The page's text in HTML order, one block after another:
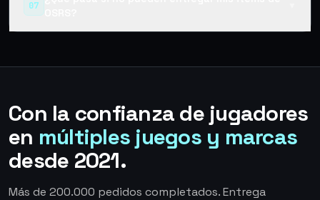
07
OSRS?
Con la confianza de jugadores
en múltiples juegos y marcas
desde 2021.
Más de 200.000 pedidos completados. Entrega